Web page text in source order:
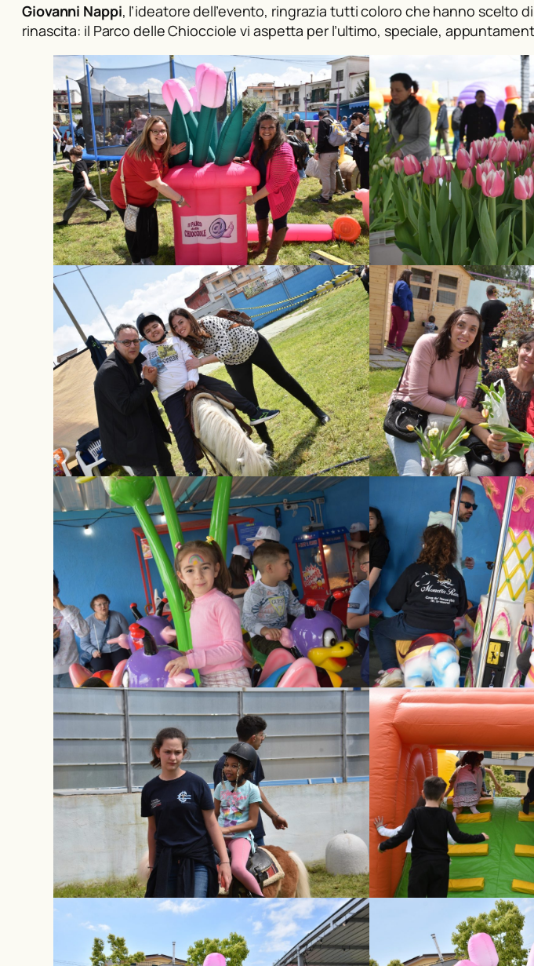
Giovanni Nappi, l’ideatore dell’evento, ringrazia tutti coloro che hanno scelto
rinascita: il Parco delle Chiocciole vi aspetta per l’ultimo, speciale,